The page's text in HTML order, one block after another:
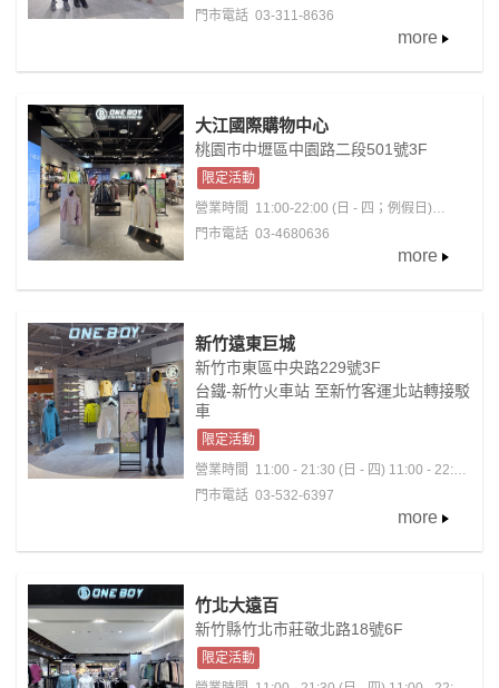
22:30(五-六；國定假日)
門市電話 03-311-8636
more
大江國際購物中心
桃園市中壢區中園路二段501號3F
限定活動
營業時間 11:00-22:00 (日 - 四；例假日)
11:00-22:30 (五 - 六；含例假日前夕)
門市電話 03-4680636
more
新竹遠東巨城
新竹市東區中央路229號3F
台鐵-新竹火車站 至新竹客運北站轉接駁
車
限定活動
營業時間 11:00 - 21:30 (日 - 四) 11:00 - 22:00
(五 - 六)
門市電話 03-532-6397
more
竹北大遠百
新竹縣竹北市莊敬北路18號6F
限定活動